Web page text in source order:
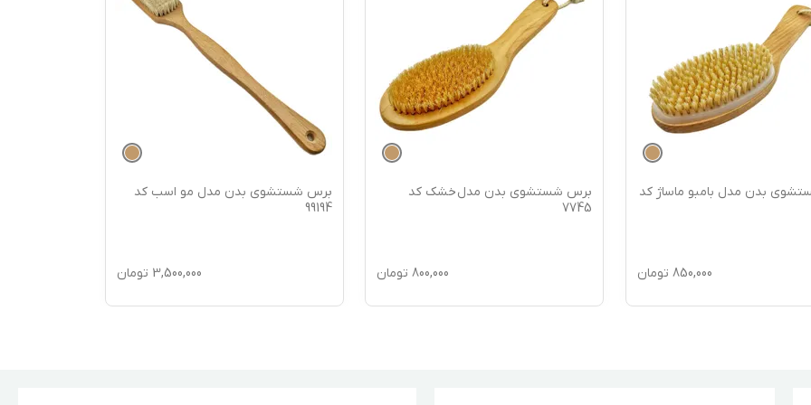
بدن مدل بامبو ماساژ کد
850,000 تومان
برس شستشوی بدن مدل خشک کد
7745
800,000 تومان
برس شستشوی بدن مدل مو اسب کد
99194
3,500,000 تومان